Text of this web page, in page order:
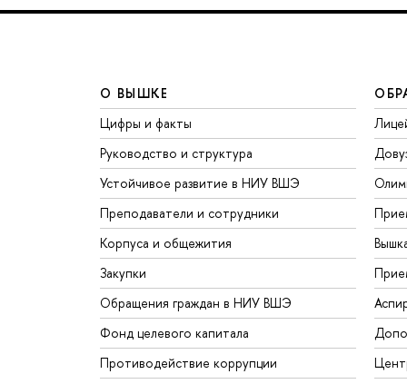
О ВЫШКЕ
Цифры и факты
Руководство и структура
Устойчивое развитие в НИУ ВШЭ
Преподаватели и сотрудники
Корпуса и общежития
Закупки
Обращения граждан в НИУ ВШЭ
Фонд целевого капитала
Противодействие коррупции